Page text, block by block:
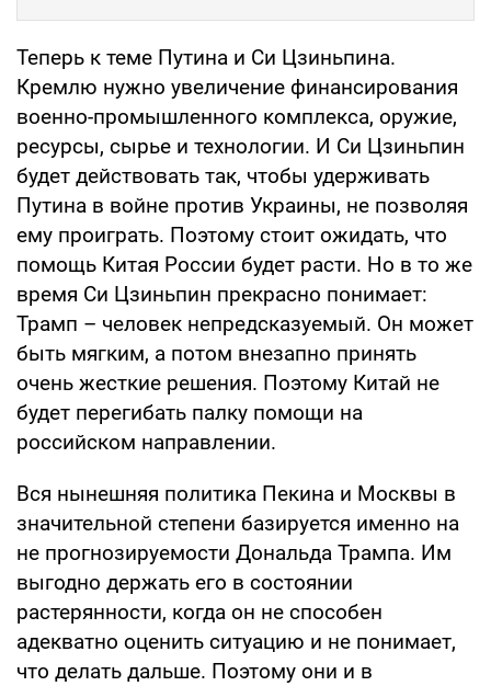
Теперь к теме Путина и Си Цзиньпина.
Кремлю нужно увеличение финансирования
военно-промышленного комплекса, оружие,
ресурсы, сырье и технологии. И Си Цзиньпин
будет действовать так, чтобы удерживать
Путина в войне против Украины, не позволяя
ему проиграть. Поэтому стоит ожидать, что
помощь Китая России будет расти. Но в то же
время Си Цзиньпин прекрасно понимает:
Трамп – человек непредсказуемый. Он может
быть мягким, а потом внезапно принять
очень жесткие решения. Поэтому Китай не
будет перегибать палку помощи на
российском направлении.
Вся нынешняя политика Пекина и Москвы в
значительной степени базируется именно на
не прогнозируемости Дональда Трампа. Им
выгодно держать его в состоянии
растерянности, когда он не способен
адекватно оценить ситуацию и не понимает,
что делать дальше. Поэтому они и в